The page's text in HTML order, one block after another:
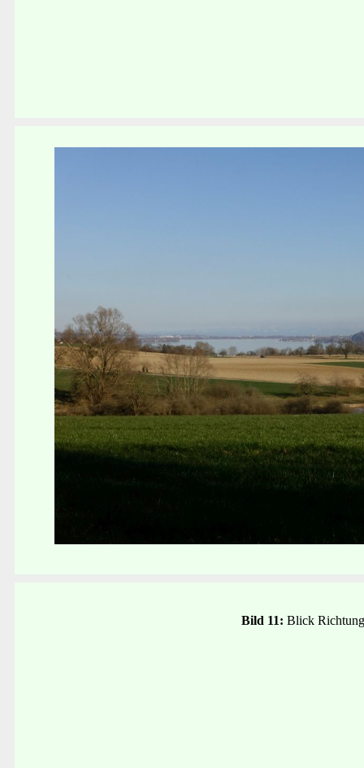
Bild 11: Blick